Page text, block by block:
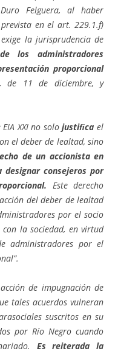
Felguera, al haber
en el art. 229.1.f)
la jurisprudencia de
los administradores
proporcional
de 11 de diciembre, y
XXI no solojustiﬁca el
el deber de lealtad, sino
de un accionista en
consejeros por
Este derecho
del deber de lealtad
por el socio
la sociedad, en virtud
administradores por el
de impugnación de
tales acuerdos vulneran
suscritos en su
por Río Negro cuando
Es reiterada la